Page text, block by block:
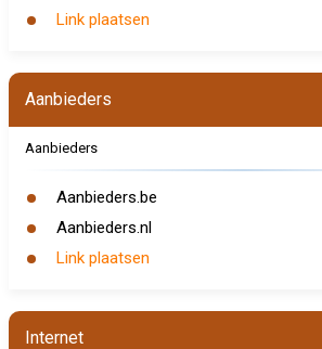
Link plaatsen
Aanbieders
Aanbieders
Aanbieders.be
Aanbieders.nl
Link plaatsen
Internet